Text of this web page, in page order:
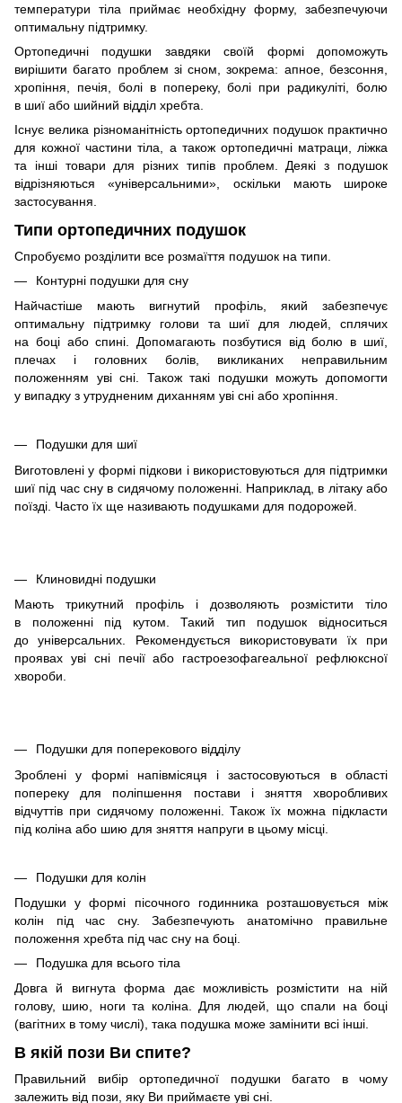
температури тіла приймає необхідну форму, забезпечуючи
оптимальну підтримку.
Ортопедичні подушки завдяки своїй формі допоможуть
вирішити багато проблем зі сном, зокрема: апное, безсоння,
хропіння, печія, болі в попереку, болі при радикуліті, болю
в шиї або шийний відділ хребта.
Існує велика різноманітність ортопедичних подушок практично
для кожної частини тіла, а також ортопедичні матраци, ліжка
та інші товари для різних типів проблем. Деякі з подушок
відрізняються «універсальними», оскільки мають широке
застосування.
Типи ортопедичних подушок
Спробуємо розділити все розмаїття подушок на типи.
Контурні подушки для сну
Найчастіше мають вигнутий профіль, який забезпечує
оптимальну підтримку голови та шиї для людей, сплячих
на боці або спині. Допомагають позбутися від болю в шиї,
плечах і головних болів, викликаних неправильним
положенням уві сні. Також такі подушки можуть допомогти
у випадку з утрудненим диханням уві сні або хропіння.
Подушки для шиї
Виготовлені у формі підкови і використовуються для підтримки
шиї під час сну в сидячому положенні. Наприклад, в літаку або
поїзді. Часто їх ще називають подушками для подорожей.
Клиновидні подушки
Мають трикутний профіль і дозволяють розмістити тіло
в положенні під кутом. Такий тип подушок відноситься
до універсальних. Рекомендується використовувати їх при
проявах уві сні печії або гастроезофагеальної рефлюксної
хвороби.
Подушки для поперекового відділу
​Зроблені у формі напівмісяця і застосовуються в області
попереку для поліпшення постави і зняття хворобливих
відчуттів при сидячому положенні. Також їх можна підкласти
під коліна або шию для зняття напруги в цьому місці.
Подушки для колін
Подушки у формі пісочного годинника розташовується між
колін під час сну. Забезпечують анатомічно правильне
положення хребта під час сну на боці.
Подушка для всього тіла
Довга й вигнута форма дає можливість розмістити на ній
голову, шию, ноги та коліна. Для людей, що спали на боці
(вагітних в тому числі), така подушка може замінити всі інші.
В якій пози Ви спите?
Правильний вибір ортопедичної подушки багато в чому
залежить від пози, яку Ви приймаєте уві сні.